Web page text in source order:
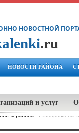
НОВОСТНОЙ
.ru
НОВОСТИ РАЙОНА
и услуг
района Глянцевые